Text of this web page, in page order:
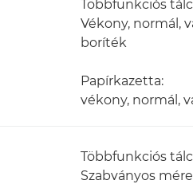
Többfunkciós
Vékony, normál,
boríték
Papírkazetta:
vékony, normál,
Többfunkciós
Szabványos